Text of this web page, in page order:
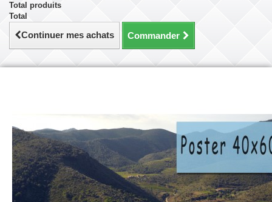
Total produits
Total
Continuer mes achats Commander